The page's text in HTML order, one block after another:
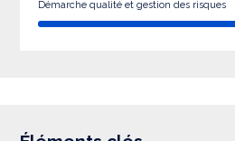
Démarche qualité et gestion des risques